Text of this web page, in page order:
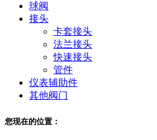
球阀
接头
卡套接头
法兰接头
快速接头
管件
仪表辅助件
其他阀门
您现在的位置：